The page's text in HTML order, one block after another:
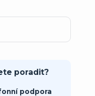
poradit?
podpora